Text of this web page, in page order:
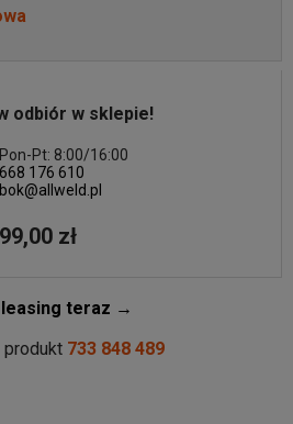
odbiór w sklepie!
Pon-Pt: 8:00/16:00
668 176 610
bok@allweld.pl
zł
leasing teraz →
produkt 733 848 489